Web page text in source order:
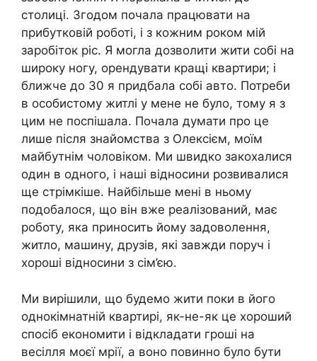
столиці. Згодом почала працювати на
прибутковій роботі, і з кожним роком мій
заробіток ріс. Я могла дозволити жити собі на
широку ногу, орендувати кращі квартири; і
ближче до 30 я придбала собі авто. Потреби
в особистому житлі у мене не було, тому я з
цим не поспішала. Почала думати про це
лише після знайомства з Олексієм, моїм
майбутнім чоловіком. Ми швидко закохалися
один в одного, і наші відносини розвивалися
ще стрімкіше. Найбільше мені в ньому
подобалося, що він вже реалізований, має
роботу, яка приносить йому задоволення,
житло, машину, друзів, які завжди поруч і
хороші відносини з сім’єю.
Ми вирішили, що будемо жити поки в його
однокімнатній квартирі, як-не-як це хороший
спосіб економити і відкладати гроші на
весілля моєї мрії, а воно повинно було бути